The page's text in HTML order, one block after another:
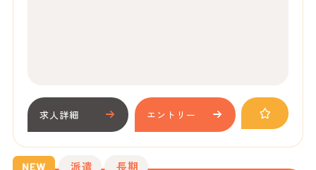
求人詳細 エントリー
派遣 長期